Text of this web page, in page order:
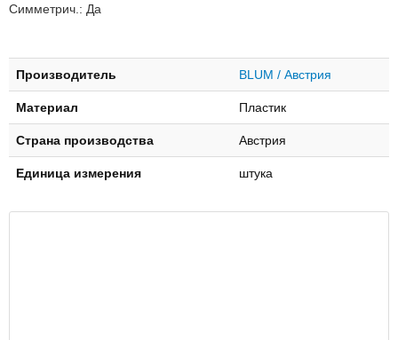
Симметрич.: Да
Производитель BLUM / Австрия
Материал Пластик
Страна производства Австрия
Единица измерения штука